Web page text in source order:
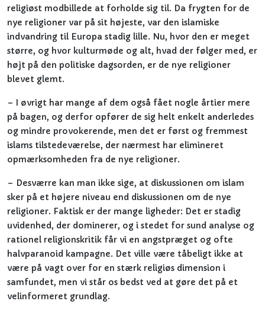
religiøst modbillede at forholde sig til. Da frygten for de
nye religioner var på sit højeste, var den islamiske
indvandring til Europa stadig lille. Nu, hvor den er meget
større, og hvor kulturmøde og alt, hvad der følger med, er
højt på den politiske dagsorden, er de nye religioner
blevet glemt.
– I øvrigt har mange af dem også fået nogle årtier mere
på bagen, og derfor opfører de sig helt enkelt anderledes
og mindre provokerende, men det er først og fremmest
islams tilstedeværelse, der nærmest har elimineret
opmærksomheden fra de nye religioner.
– Desværre kan man ikke sige, at diskussionen om islam
sker på et højere niveau end diskussionen om de nye
religioner. Faktisk er der mange ligheder: Det er stadig
uvidenhed, der dominerer, og i stedet for sund analyse og
rationel religionskritik får vi en angstpræget og ofte
halvparanoid kampagne. Det ville være tåbeligt ikke at
være på vagt over for en stærk religiøs dimension i
samfundet, men vi står os bedst ved at gøre det på et
velinformeret grundlag.